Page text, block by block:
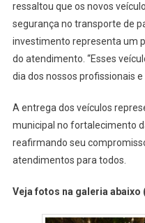
ressaltou que os novos
segurança no transporte de
investimento representa um
do atendimento. “Esses
dia dos nossos profissionais
A entrega dos veículos
municipal no fortalecimento
reafirmando seu
atendimentos para todos.
Veja fotos na galeria abaixo